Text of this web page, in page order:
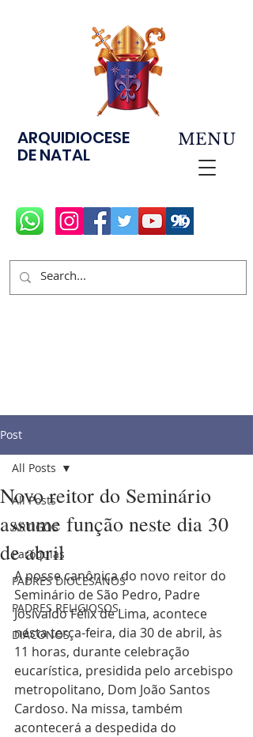
ARQUIDIOCESE
DE NATAL
MENU
Post
All Posts
ARTIGOS
Paróquias
PADRES DIOCESANOS
PADRES RELIGIOSOS
DIÁCONOS
All Posts
Novo reitor do Seminário
assume função neste dia 30
de abril
A posse canônica do novo reitor do
Seminário de São Pedro, Padre
Josivaldo Félix de Lima, acontece
nesta terça-feira, dia 30 de abril, às
11 horas, durante celebração
eucarística, presidida pelo arcebispo
metropolitano, Dom João Santos
Cardoso. Na missa, também
acontecerá a despedida do